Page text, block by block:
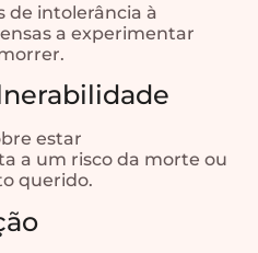
de intolerância à
a experimentar
estar
a um risco da morte ou
querido.